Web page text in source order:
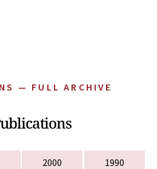
— FULL ARCHIVE
2000
1990